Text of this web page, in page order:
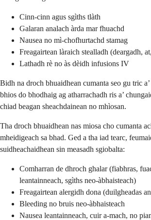
Cinn-cinn agus sgìths tlàth
Galaran analach àrda mar fhuachd
Nausea no mì-chofhurtachd stamag
Freagairtean làraich stealladh (deargadh,
Lathadh rè no às dèidh infusions IV
Bidh na droch bhuaidhean cumanta seo gu tric
bhios do bhodhaig ag atharrachadh ris a’
chiad beagan sheachdainean no mhìosan.
Tha droch bhuaidhean nas miosa cho cumanta
mheidigeach sa bhad. Ged a tha iad tearc,
suidheachaidhean sin measadh sgiobalta:
Comharran de dhroch ghalar (fiabhras,
leantainneach, sgìths neo-àbhaisteach)
Freagairtean alergidh dona (duilgheadas
Bleeding no bruis neo-àbhaisteach
Nausea leantainneach, cuir a-mach, no